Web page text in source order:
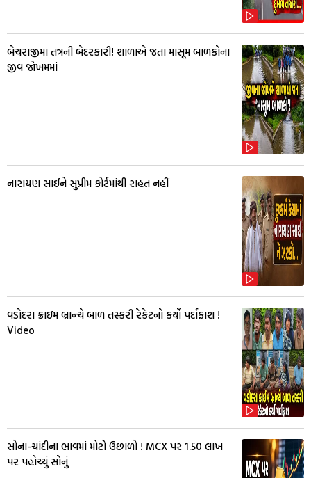
બેચરાજીમાં તંત્રની બેદરકારી! શાળાએ જતા માસૂમ બાળકોના
જીવ જોખમમાં
નારાયણ સાઈને સુપ્રીમ કોર્ટમાંથી રાહત નહીં
વડોદરા ક્રાઇમ બ્રાન્ચે બાળ તસ્કરી રેકેટનો કર્યો પર્દાફાશ !
Video
સોના-ચાંદીના ભાવમાં મોટો ઉછાળો ! MCX પર ₹1.50 લાખ
પર પહોચ્યું સોનું